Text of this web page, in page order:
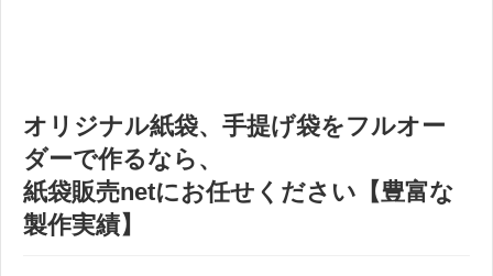
オリジナル紙袋、手提げ袋をフルオー
ダーで作るなら、
紙袋販売netにお任せください【豊富な
製作実績】